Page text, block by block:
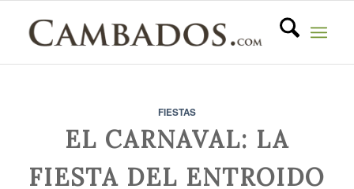
FIESTAS
EL CARNAVAL: LA
FIESTA DEL ENTROIDO